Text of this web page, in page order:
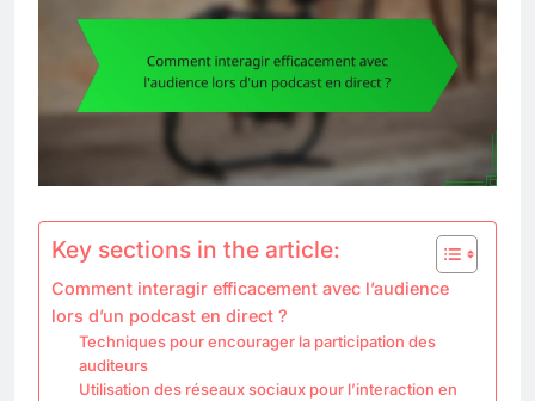
Key sections in the article:
Comment interagir efficacement avec l’audience
lors d’un podcast en direct ?
Techniques pour encourager la participation des
auditeurs
Utilisation des réseaux sociaux pour l’interaction en